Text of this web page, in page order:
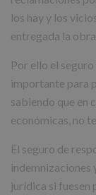
los hay y los
entregada la
Por ello el
importante para
sabiendo que en
económicas, no
El seguro de
indemnizaciones
jurídica si fuesen